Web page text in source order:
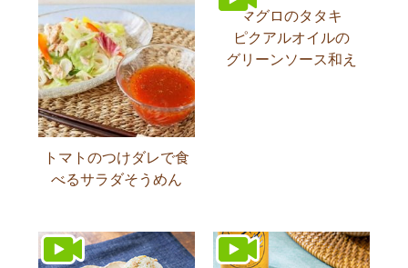
トマトのつけダレで食
べるサラダそうめん
マグロのタタキ
ピクアルオイルの
グリーンソース和え